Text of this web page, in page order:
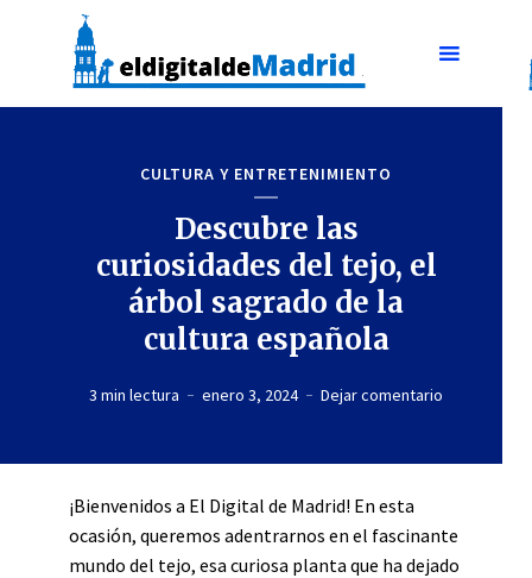
CULTURA Y ENTRETENIMIENTO
Descubre las
curiosidades del tejo, el
árbol sagrado de la
cultura española
3 min lectura enero 3, 2024 Dejar comentario
¡Bienvenidos a El Digital de Madrid! En esta
ocasión, queremos adentrarnos en el fascinante
mundo del tejo, esa curiosa planta que ha dejado